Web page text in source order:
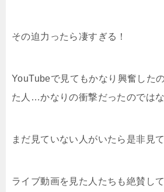
その迫力ったら凄すぎる！
YouTubeで見てもかなり興奮した
た人…かなりの衝撃だったのではな
まだ見ていない人がいたら是非見
ライブ動画を見た人たちも絶賛し